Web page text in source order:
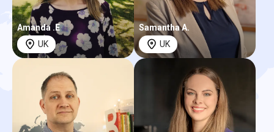
Amanda .E
UK
Samantha A.
UK